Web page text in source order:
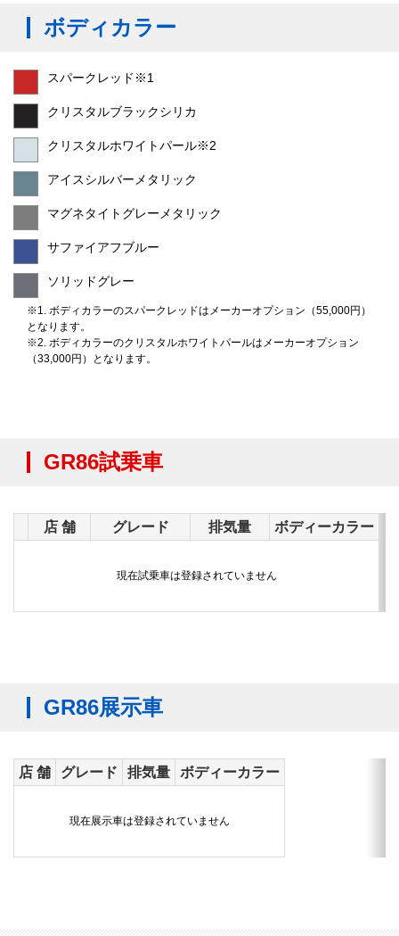
ボディカラー
スパークレッド※1
クリスタルブラックシリカ
クリスタルホワイトパール※2
アイスシルバーメタリック
マグネタイトグレーメタリック
サファイアフブルー
ソリッドグレー
※1. ボディカラーのスパークレッドはメーカーオプション（55,000円）
となります。
※2. ボディカラーのクリスタルホワイトパールはメーカーオプション
（33,000円）となります。
GR86試乗車
店 舗 グレード 排気量 ボディーカラー
現在試乗車は登録されていません
GR86展示車
店 舗 グレード 排気量 ボディーカラー
現在展示車は登録されていません